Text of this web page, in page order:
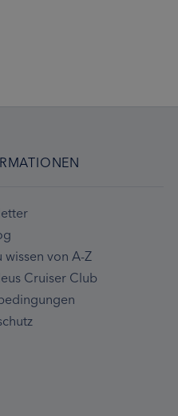
wissen von A-Z
Cruiser Club